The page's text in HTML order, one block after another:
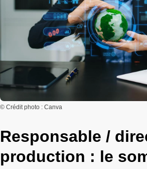
© Crédit photo : Canva
Responsable /
production : le